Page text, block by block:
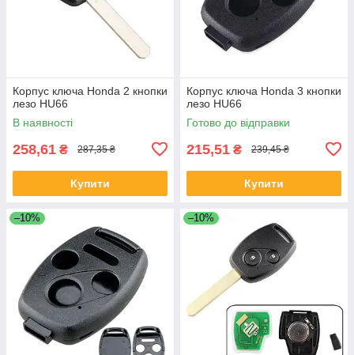
Корпус ключа Honda 2 кнопки
лезо HU66
В наявності
258,61 ₴ 287,35 ₴
Купити
Корпус ключа Honda 3 кнопки
лезо HU66
Готово до відправки
215,51 ₴ 239,45 ₴
Купити
–10% –10%